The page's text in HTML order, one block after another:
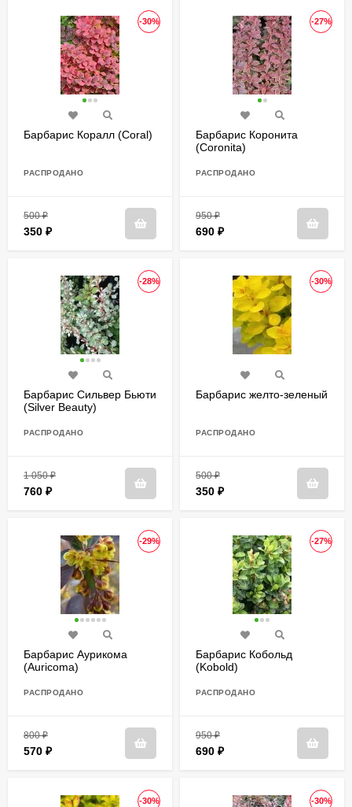
-30%
Барбарис Коралл (Coral)
РАСПРОДАНО
500₽
350 ₽
-27%
Барбарис Коронита
(Coronita)
РАСПРОДАНО
950₽
690 ₽
-28%
Барбарис Сильвер Бьюти
(Silver Beauty)
РАСПРОДАНО
1 050₽
760 ₽
-30%
Барбарис желто-зеленый
РАСПРОДАНО
500₽
350 ₽
-29%
Барбарис Аурикома
(Auricoma)
РАСПРОДАНО
800₽
570 ₽
-27%
Барбарис Кобольд
(Kobold)
РАСПРОДАНО
950₽
690 ₽
-30% -30%